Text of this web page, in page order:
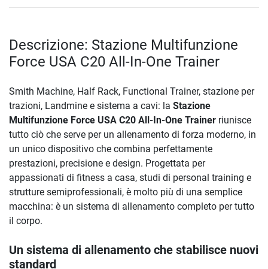
Descrizione: Stazione Multifunzione
Force USA C20 All-In-One Trainer
Smith Machine, Half Rack, Functional Trainer, stazione per
trazioni, Landmine e sistema a cavi: la Stazione
Multifunzione Force USA C20 All-In-One Trainer riunisce
tutto ciò che serve per un allenamento di forza moderno, in
un unico dispositivo che combina perfettamente
prestazioni, precisione e design. Progettata per
appassionati di fitness a casa, studi di personal training e
strutture semiprofessionali, è molto più di una semplice
macchina: è un sistema di allenamento completo per tutto
il corpo.
Un sistema di allenamento che stabilisce nuovi
standard